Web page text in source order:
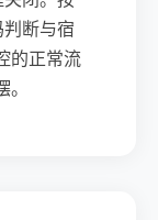
判断与宿
的正常流